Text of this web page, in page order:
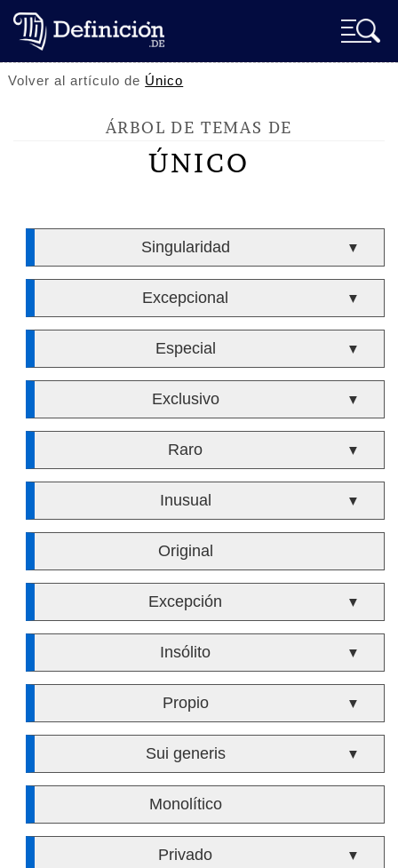
Volver al artículo de Único
ÁRBOL DE TEMAS DE
ÚNICO
Singularidad ▼
Excepcional ▼
Especial ▼
Exclusivo ▼
Raro ▼
Inusual ▼
Original
Excepción ▼
Insólito ▼
Propio ▼
Sui generis ▼
Monolítico
Privado ▼